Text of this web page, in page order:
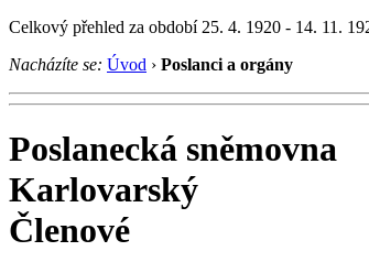
Celkový přehled za období 25. 4. 1920 - 14. 11.
Nacházíte se: Úvod › Poslanci a orgány
Poslanecká sněmovna
Karlovarský
Členové